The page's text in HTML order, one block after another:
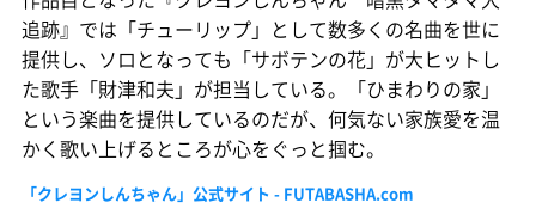
追跡』では「チューリップ」として数多くの名曲を世に
提供し、ソロとなっても「サボテンの花」が大ヒットし
た歌手「財津和夫」が担当している。「ひまわりの家」
という楽曲を提供しているのだが、何気ない家族愛を温
かく歌い上げるところが心をぐっと掴む。
「クレヨンしんちゃん」公式サイト - FUTABASHA.com